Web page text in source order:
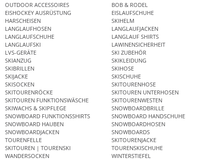
OUTDOOR ACCESSOIRES
BOB & RODEL
EISHOCKEY AUSRÜSTUNG
EISLAUFSCHUHE
HARSCHEISEN
SKIHELM
LANGLAUFHOSEN
LANGLAUFJACKEN
LANGLAUFSCHUHE
LANGLAUF SHIRTS
LANGLAUFSKI
LAWINENSICHERHEIT
LVS-GERÄTE
SKI ZUBEHÖR
SKIANZUG
SKIKLEIDUNG
SKIBRILLEN
SKIHOSE
SKIJACKE
SKISCHUHE
SKISOCKEN
SKITOURENHOSE
SKITOURENRÖCKE
SKITOUREN UNTERHOSEN
SKITOUREN FUNKTIONSWÄSCHE
SKITOURENWESTEN
SKIWACHS & SKIPFLEGE
SNOWBOARDBRILLE
SNOWBOARD FUNKTIONSSHIRTS
SNOWBOARD HANDSCHUHE
SNOWBOARD HAUBEN
SNOWBOARDHOSEN
SNOWBOARDJACKEN
SNOWBOARDS
TOURENFELLE
SKITOURENJACKE
SKITOUREN | TOURENSKI
TOURENSKISCHUHE
WANDERSOCKEN
WINTERSTIEFEL